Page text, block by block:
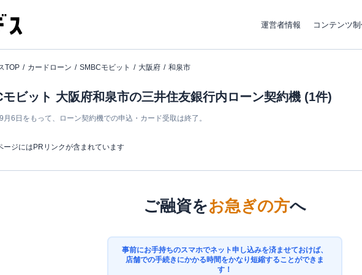
運営者情報 コンテンツ
TOP カードローン SMBCモビット 大阪府 和泉市
ビット 大阪府和泉市の三井住友銀行内ローン契約機 (1件)
月6日をもって、ローン契約機での申込・カード受取は終了。
ージにはPRリンクが含まれています
ご融資をお急ぎの方へ
事前にお手持ちのスマホでネット申し込みを済ませておけば、
店舗での手続きにかかる時間をかなり短縮することができま
す！